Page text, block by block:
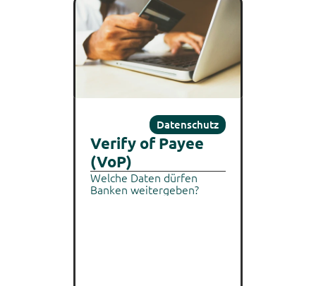
Datenschutz
Verify of Payee
(VoP)
Welche Daten dürfen
Banken weitergeben?